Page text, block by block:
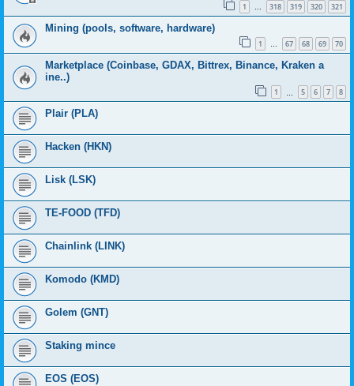
1 … 318 319 320 321
Mining (pools, software, hardware)
1 … 67 68 69 70
Marketplace (Coinbase, GDAX, Bittrex, Binance, Kraken a
ine..)
1 5 6 7 8
Plair (PLA)
Hacken (HKN)
Lisk (LSK)
TE-FOOD (TFD)
Chainlink (LINK)
Komodo (KMD)
Golem (GNT)
Staking mince
EOS (EOS)